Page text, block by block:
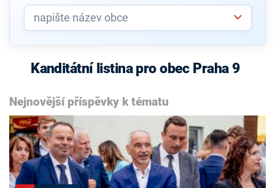
Kanditátní listina pro obec Praha 9
Nejnovější příspěvky k tématu